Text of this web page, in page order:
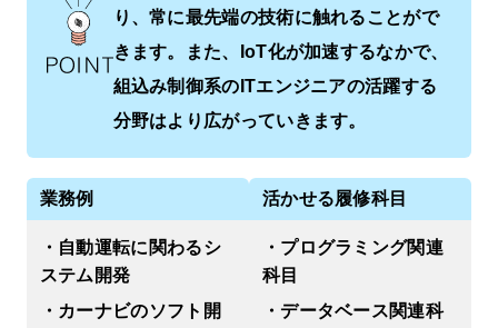
り、常に最先端の技術に触れることがで
きます。また、IoT化が加速するなかで、
組込み制御系のITエンジニアの活躍する
分野はより広がっていきます。
業務例
・自動運転に関わるシ
ステム開発
・カーナビのソフト開
活かせる履修科目
・プログラミング関連
科目
・データベース関連科